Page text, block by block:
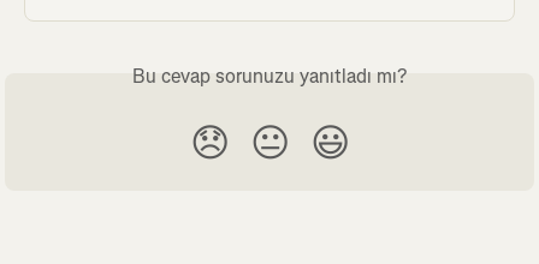
Bu cevap sorunuzu yanıtladı mı?
😞 😐 😃